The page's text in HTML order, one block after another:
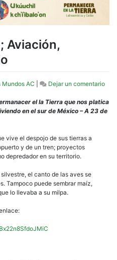
Aviación,
Mundos AC Dejar un comentarioen
Don
el la Tierra que nos platica
en el sur de México – A 23 de
vive el despojo de sus tierras a
y de un tren; proyectos
depredador en su territorio.
el canto de las aves se
Tampoco puede sembrar maíz,
lo llevaba a su milpa.